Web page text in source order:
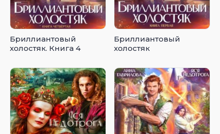
Бриллиантовый
холостяк. Книга 4
Бриллиантовый
холостяк